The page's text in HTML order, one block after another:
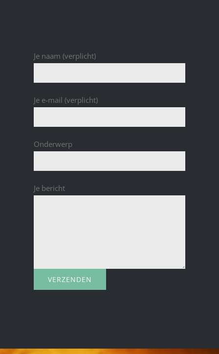
Je naam (verplicht)
Je e-mail (verplicht)
Onderwerp
Je bericht